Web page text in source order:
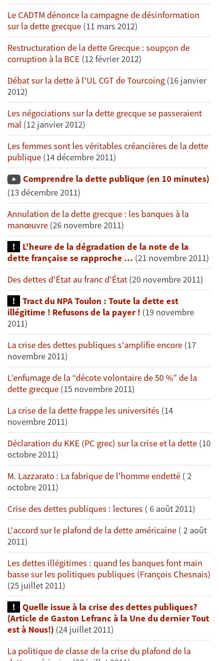
Le CADTM dénonce la campagne de désinformation
sur la dette grecque (11 mars 2012)
Restructuration de la dette Grecque : soupçon de
corruption à la BCE (12 février 2012)
Débat sur la dette à l'UL CGT de Tourcoing (16 janvier
2012)
Les négociations sur la dette grecque se passeraient
mal (12 janvier 2012)
Les femmes sont les véritables créancières de la dette
publique (14 décembre 2011)
Comprendre la dette publique (en 10 minutes)
(13 décembre 2011)
Annulation de la dette grecque : les banques à la
manœuvre (26 novembre 2011)
L'heure de la dégradation de la note de la
dette française se rapproche ... (21 novembre 2011)
Des dettes d'État au franc d'État (20 novembre 2011)
Tract du NPA Toulon : Toute la dette est
illégitime ! Refusons de la payer ! (19 novembre
2011)
La crise des dettes publiques s'amplifie encore (17
novembre 2011)
L’enfumage de la “décote volontaire de 50 %” de la
dette grecque (15 novembre 2011)
La crise de la dette frappe les universités (14
novembre 2011)
Déclaration du KKE (PC grec) sur la crise et la dette (10
octobre 2011)
M. Lazzarato : La fabrique de l'homme endetté ( 2
octobre 2011)
Crise des dettes publiques : lectures ( 6 août 2011)
L'accord sur le plafond de la dette américaine ( 2 août
2011)
Les dettes illégitimes : quand les banques font main
basse sur les politiques publiques (François Chesnais)
(25 juillet 2011)
Quelle issue à la crise des dettes publiques?
(Article de Gaston Lefranc à la Une du dernier Tout
est à Nous!) (24 juillet 2011)
La politique de classe de la crise du plafond de la